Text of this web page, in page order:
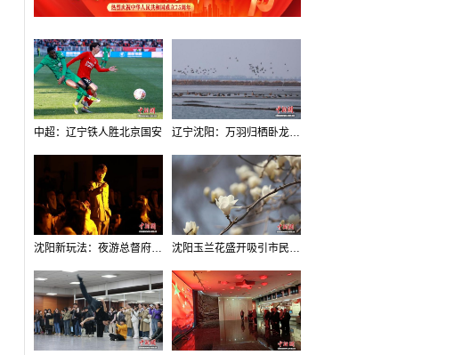
中超：辽宁铁人胜北京国安 辽宁沈阳：万羽归栖卧龙湖看群鸟齐飞
沈阳新玩法：夜游总督府，当一回“赴宴者” 沈阳玉兰花盛开吸引市民打卡